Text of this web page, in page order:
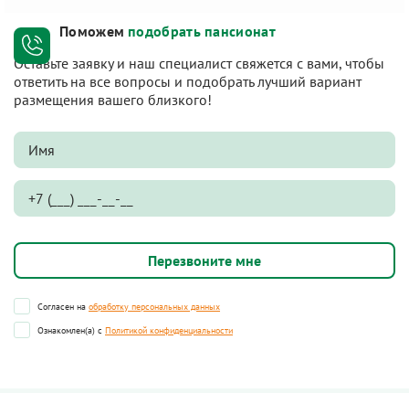
Поможем подобрать пансионат
Оставьте заявку и наш специалист свяжется с вами, чтобы
ответить на все вопросы и подобрать лучший вариант
размещения вашего близкого!
Согласен на обработку персональных данных
Ознакомлен(а) с Политикой конфиденциальности